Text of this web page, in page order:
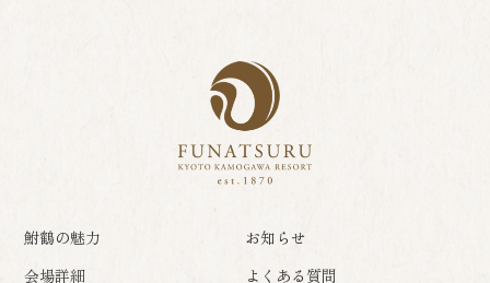
鮒鶴の魅力
会場詳細
お知らせ
よくある質問